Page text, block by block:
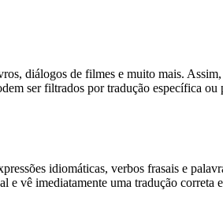
diálogos de filmes e muito mais.
ser filtrados por tradução específica ou
idiomáticas, verbos frasais e
vê imediatamente uma tradução